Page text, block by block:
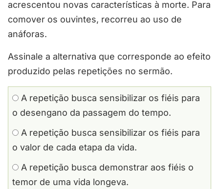
acrescentou novas características à morte. Para
comover os ouvintes, recorreu ao uso de
anáforas.
Assinale a alternativa que corresponde ao efeito
produzido pelas repetições no sermão.
A repetição busca sensibilizar os fiéis para
o desengano da passagem do tempo.
A repetição busca sensibilizar os fiéis para
o valor de cada etapa da vida.
A repetição busca demonstrar aos fiéis o
temor de uma vida longeva.